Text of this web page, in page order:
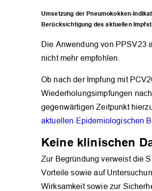
Umsetzung der Pneumokokken-
Berücksichtigung des aktuellen
Die Anwendung von PPSV23
nicht mehr empfohlen.
Ob nach der Impfung mit
Wiederholungsimpfungen
gegenwärtigen Zeitpunkt
aktuellen Epidemiologischen
Keine klinischen
Zur Begründung verweist die
Vorteile sowie auf
Wirksamkeit sowie zur